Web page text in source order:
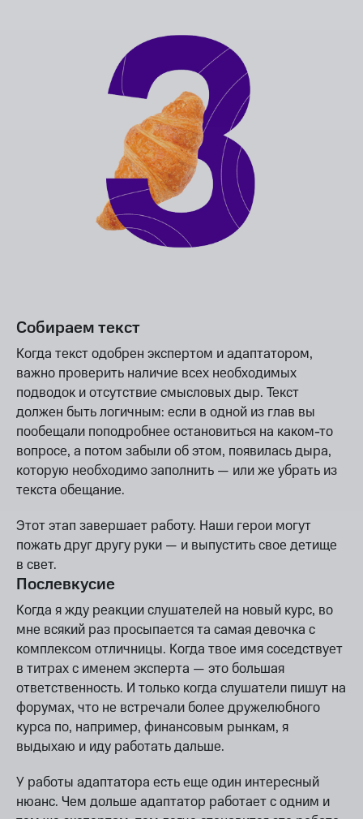
Собираем текст
Когда текст одобрен экспертом и адаптатором,
важно проверить наличие всех необходимых
подводок и отсутствие смысловых дыр. Текст
должен быть логичным: если в одной из глав вы
пообещали поподробнее остановиться на каком-то
вопросе, а потом забыли об этом, появилась дыра,
которую необходимо заполнить — или же убрать из
текста обещание.
Этот этап завершает работу. Наши герои могут
пожать друг другу руки — и выпустить свое детище
в свет.
Послевкусие
Когда я жду реакции слушателей на новый курс, во
мне всякий раз просыпается та самая девочка с
комплексом отличницы. Когда твое имя соседствует
в титрах с именем эксперта — это большая
ответственность. И только когда слушатели пишут на
форумах, что не встречали более дружелюбного
курса по, например, финансовым рынкам, я
выдыхаю и иду работать дальше.
У работы адаптатора есть еще один интересный
нюанс. Чем дольше адаптатор работает с одним и